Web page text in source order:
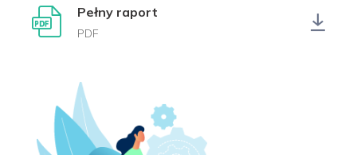
Pełny raport
PDF